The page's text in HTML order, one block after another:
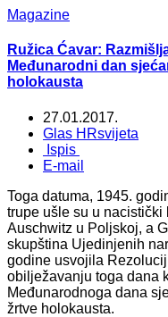
Magazine
Ružica Ćavar:
Međunarodni dan
holokausta
27.01.2017.
Glas HRsvijeta
Ispis
E-mail
Toga datuma, 1945.
trupe ušle su u nacistički
Auschwitz u Poljskoj, a
skupština Ujedinjenih
godine usvojila
obilježavanju toga dana
Međunarodnoga dana
žrtve holokausta.